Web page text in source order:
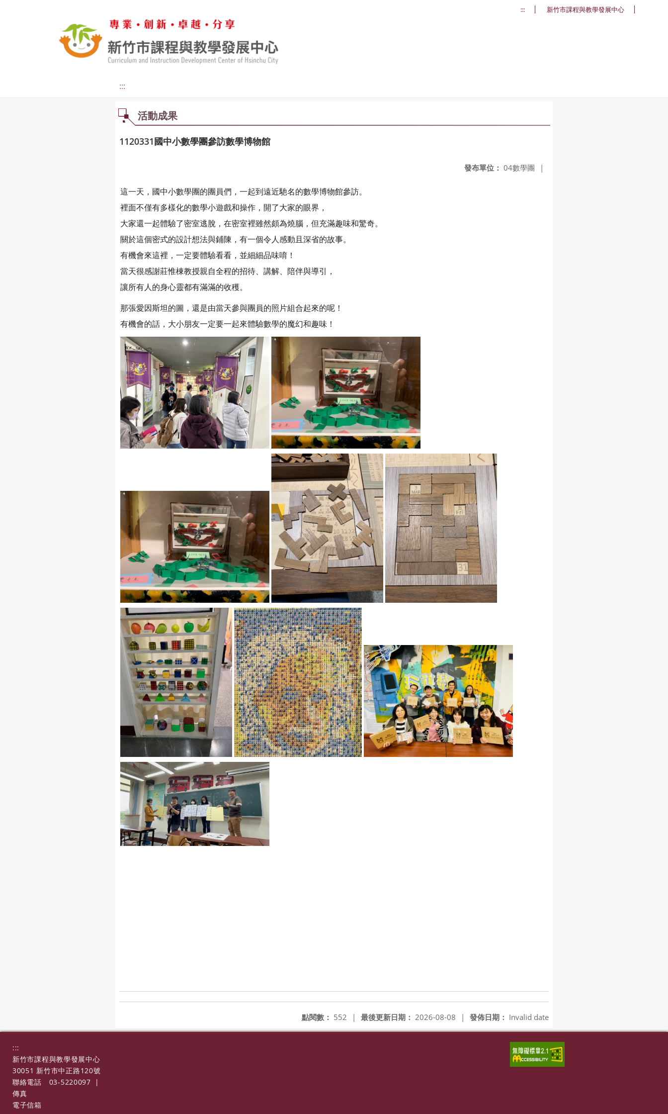
::: 新竹市課程與教學發展中心
:::
活動成果
1120331國中小數學團參訪數學博物館
發布單位： 04數學團 |
這一天，國中小數學團的團員們，一起到遠近馳名的數學博物館參訪。
裡面不僅有多樣化的數學小遊戲和操作，開了大家的眼界，
大家還一起體驗了密室逃脫，在密室裡雖然頗為燒腦，但充滿趣味和驚奇。
關於這個密式的設計想法與鋪陳，有一個令人感動且深省的故事。
有機會來這裡，一定要體驗看看，並細細品味唷！
當天很感謝莊惟棟教授親自全程的招待、講解、陪伴與導引，
讓所有人的身心靈都有滿滿的收穫。
那張愛因斯坦的圖，還是由當天參與團員的照片組合起來的呢！
有機會的話，大小朋友一定要一起來體驗數學的魔幻和趣味！
發佈日期： Invalid date
最後更新日期： 2026-08-08 |
點閱數： 552 |
:::
新竹市課程與教學發展中心
30051 新竹市中正路120號
聯絡電話
03-5220097
|
傳真
電子信箱